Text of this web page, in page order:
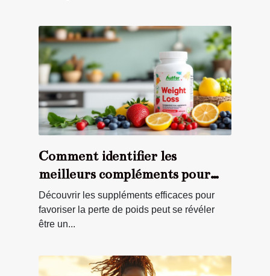
Comment identifier les
meilleurs compléments pour
accélérer la perte de poids ?
Découvrir les suppléments efficaces pour
favoriser la perte de poids peut se révéler
être un...